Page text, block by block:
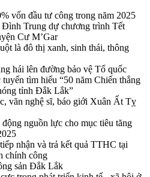
vốn đầu tư công trong năm 2025
Trung dự chương trình Tết
Cư M’Gar
là đô thị xanh, sinh thái, thông
hái lên đường bảo vệ Tổ quốc
tìm hiểu “50 năm Chiến thắng
tỉnh Đắk Lắk”
văn nghệ sĩ, báo giới Xuân Ất Tỵ
nguồn lực cho mục tiêu tăng
nhận và trả kết quả TTHC tại
chính công
sản Đắk Lắk